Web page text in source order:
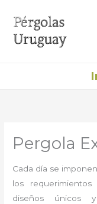
contenido
Pergola
Cada día se
los
diseños únicos